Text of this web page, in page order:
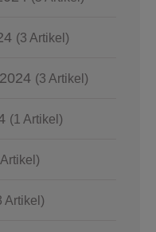
(3 Artikel)
(3 Artikel)
(1 Artikel)
Artikel)